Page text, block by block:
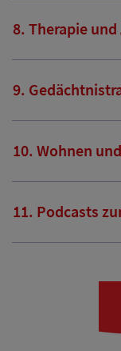
8. Therapie
9.
10. Wohnen
11. Podcasts